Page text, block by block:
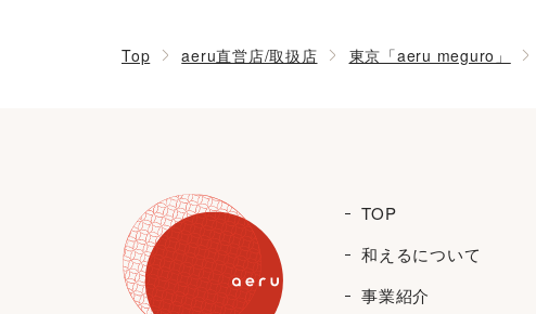
Top aeru直営店/取扱店 東京「aeru meguro」
TOP
和えるについて
事業紹介